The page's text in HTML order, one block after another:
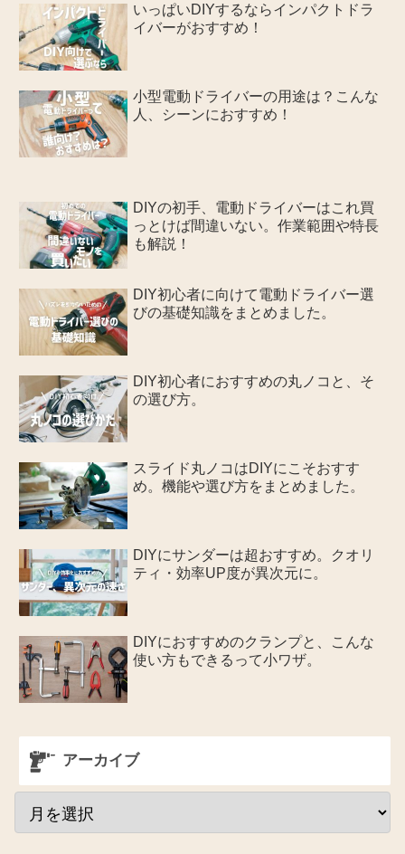
いっぱいDIYするならインパクトドラ
イバーがおすすめ！
小型電動ドライバーの用途は？こんな
人、シーンにおすすめ！
DIYの初手、電動ドライバーはこれ買
っとけば間違いない。作業範囲や特長
も解説！
DIY初心者に向けて電動ドライバー選
びの基礎知識をまとめました。
DIY初心者におすすめの丸ノコと、そ
の選び方。
スライド丸ノコはDIYにこそおすす
め。機能や選び方をまとめました。
DIYにサンダーは超おすすめ。クオリ
ティ・効率UP度が異次元に。
DIYにおすすめのクランプと、こんな
使い方もできるって小ワザ。
アーカイブ